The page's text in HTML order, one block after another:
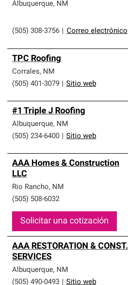
Albuquerque, NM
(505) 308-3756 Correo electrónico
TPC Roofing
Corrales, NM
(505) 401-3079
Sitio web
#1 Triple J Roofing
Albuquerque, NM
(505) 234-6400
Sitio web
AAA Homes & Construction
LLC
Rio Rancho, NM
(505) 508-6032
Solicitar una cotización
AAA RESTORATION & CONST.
SERVICES
Albuquerque, NM
(505) 490-0493
Sitio web